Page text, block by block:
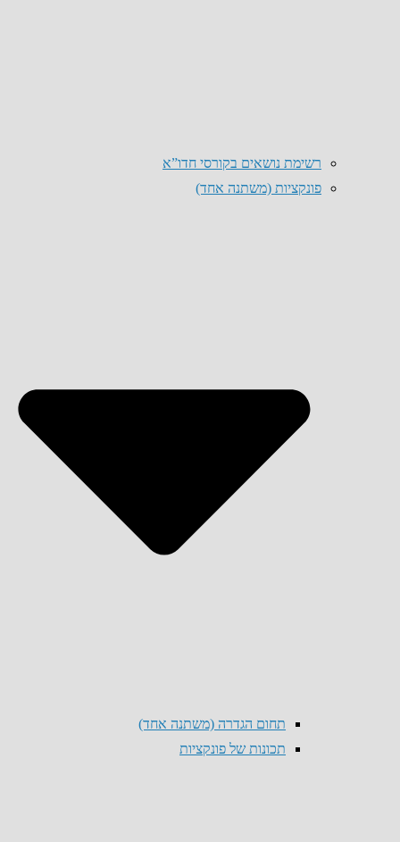
רשימת נושאים בקורסי חדו”א
פונקציות (משתנה אחד)
תחום הגדרה (משתנה אחד)
תכונות של פונקציות